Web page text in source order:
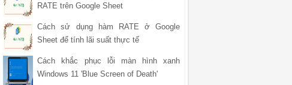
RATE trên Google Sheet
Cách sử dụng hàm RATE ở Google
Sheet để tính lãi suất thực tế
Cách khắc phục lỗi màn hình xanh
Windows 11 'Blue Screen of Death'